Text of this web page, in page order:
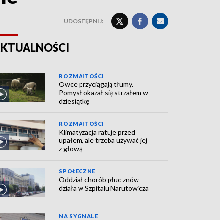
UDOSTĘPNIJ:
ROZMAITOŚCI
Owce przyciągają tłumy.
Pomysł okazał się strzałem w
dziesiątkę
ROZMAITOŚCI
Klimatyzacja ratuje przed
upałem, ale trzeba używać jej
z głową
SPOŁECZNE
Oddział chorób płuc znów
działa w Szpitalu Narutowicza
NA SYGNALE